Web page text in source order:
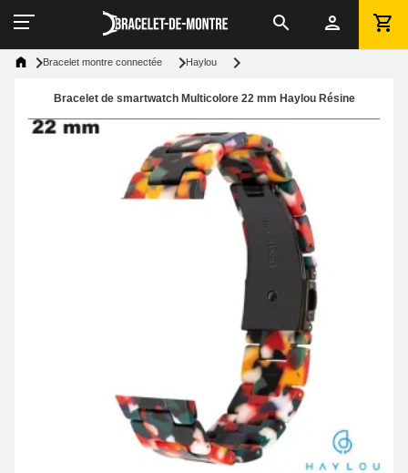
Bracelet montre connectée Haylou
Bracelet de smartwatch Multicolore 22 mm Haylou Résine